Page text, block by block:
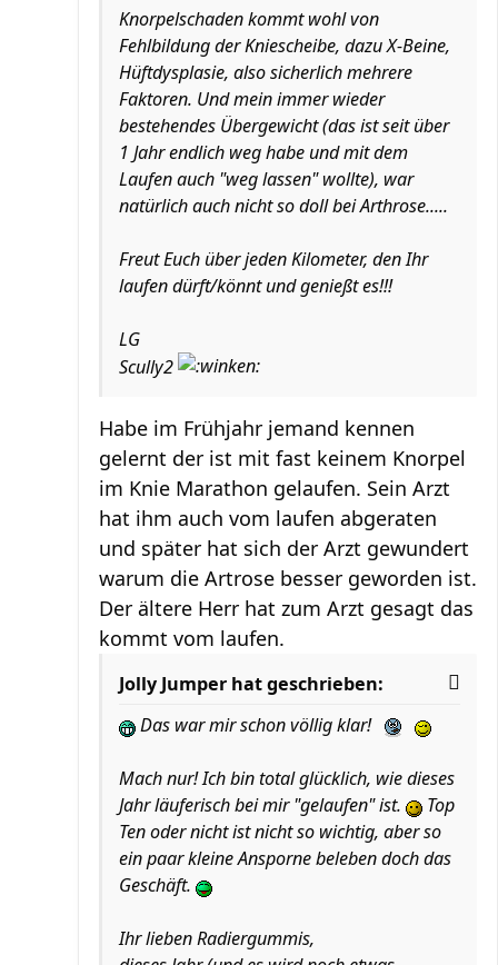
Knorpelschaden kommt wohl von
Fehlbildung der Kniescheibe, dazu X-Beine,
Hüftdysplasie, also sicherlich mehrere
Faktoren. Und mein immer wieder
bestehendes Übergewicht (das ist seit über
1 Jahr endlich weg habe und mit dem
Laufen auch "weg lassen" wollte), war
natürlich auch nicht so doll bei Arthrose.....
Freut Euch über jeden Kilometer, den Ihr
laufen dürft/könnt und genießt es!!!
LG
Scully2
Habe im Frühjahr jemand kennen
gelernt der ist mit fast keinem Knorpel
im Knie Marathon gelaufen. Sein Arzt
hat ihm auch vom laufen abgeraten
und später hat sich der Arzt gewundert
warum die Artrose besser geworden ist.
Der ältere Herr hat zum Arzt gesagt das
kommt vom laufen.
Jolly Jumper hat geschrieben:
Das war mir schon völlig klar!
Mach nur! Ich bin total glücklich, wie dieses
Jahr läuferisch bei mir "gelaufen" ist.
Top
Ten oder nicht ist nicht so wichtig, aber so
ein paar kleine Ansporne beleben doch das
Geschäft.
Ihr lieben Radiergummis,